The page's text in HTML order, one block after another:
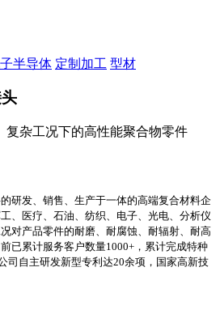
半导体 定制加工 型材
复杂工况下的高性能聚合物零件
研发、销售、生产于一体的高端复合材料企
、医疗、石油、纺织、电子、光电、分析仪
对产品零件的耐磨、耐腐蚀、耐辐射、耐高
已累计服务客户数量1000+，累计完成特种
司自主研发新型专利达20余项，国家高新技